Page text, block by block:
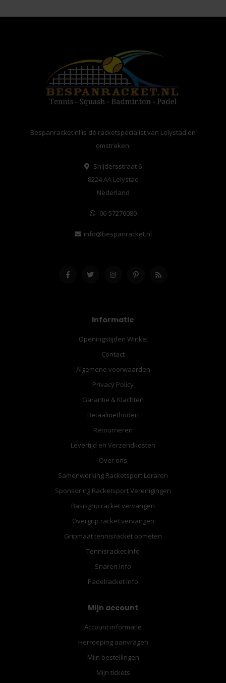
Bespanracket.nl is dé racketspecialist van Lelystad en
omstreken.
Snijdersstraat 6
8224 AA Lelystad
Nederland
06-57276080
info@bespanracket.nl
Informatie
Openingstijden Winkel
Contact
Algemene voorwaarden
Privacy Policy
Garantie & Klachten
Betaalmethoden
Retourneren
Levertijd en Verzendkosten
Over ons
Samenwerking Racketsport Leraren
Sponsoring Racketsport Verenigingen
Basisgrip racket vervangen
Overgrip racket vervangen
Gripmaat tennisracket opmeten
Tennisracket info
Snaren info
Padelracket Info
Mijn account
Account informatie
Herroeping aanvragen
Mijn bestellingen
Mijn tickets